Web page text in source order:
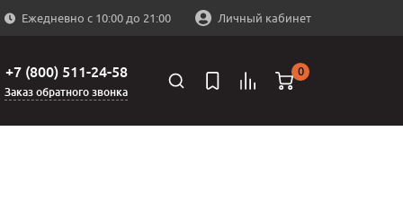
Ежедневно с 10:00 до 21:00 Личный кабинет
+7 (800) 511-24-58
Заказ обратного звонка
0